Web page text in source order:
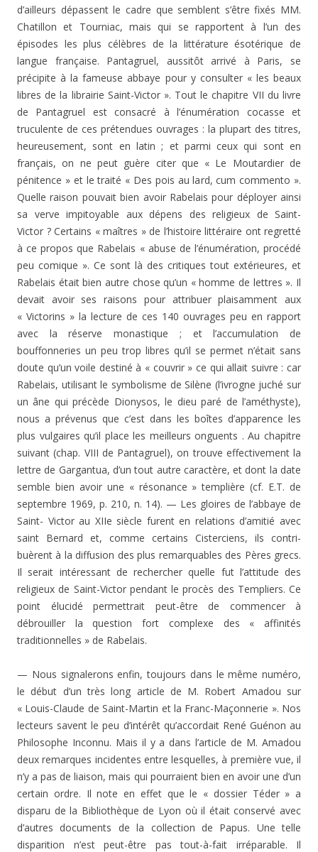
d’ailleurs dépassent le cadre que sem­blent s’être fixés MM.
Chatillon et Tourniac, mais qui se rapportent à l’un des
épisodes les plus célèbres de la littérature ésotérique de
langue française. Pantagruel, aus­sitôt arrivé à Paris, se
précipite à la fameuse abbaye pour y consulter « les beaux
libres de la librairie Saint-Victor ». Tout le chapitre VII du livre
de Pantagruel est consacré à l’énumération cocasse et
truculente de ces prétendues ouvrages : la plupart des titres,
heureusement, sont en latin ; et parmi ceux qui sont en
français, on ne peut guère citer que « Le Moutardier de
pénitence » et le traité « Des pois au lard, cum commento ».
Quelle raison pouvait bien avoir Rabelais pour déployer ainsi
sa verve impitoyable aux dépens des religieux de Saint-
Victor ? Certains « maîtres » de l’histoire littéraire ont regretté
à ce propos que Rabelais « abuse de l’énumération, procédé
peu comique ». Ce sont là des critiques tout extérieures, et
Rabelais était bien autre chose qu’un « homme de let­tres ». Il
devait avoir ses raisons pour attribuer plaisam­ment aux
« Victorins » la lecture de ces 140 ouvrages peu en rapport
avec la réserve monastique ; et l’accumulation de
bouffonneries un peu trop libres qu’il se permet n’était sans
doute qu’un voile destiné à « couvrir » ce qui allait suivre : car
Rabelais, utilisant le symbolisme de Silène (l’ivrogne juché sur
un âne qui précède Dionysos, le dieu paré de l’améthyste),
nous a prévenus que c’est dans les boîtes d’apparence les
plus vulgaires qu’il place les meil­leurs onguents . Au chapitre
suivant (chap. VIII de Panta­gruel), on trouve effectivement la
lettre de Gargantua, d’un tout autre caractère, et dont la date
semble bien avoir une « résonance » templière (cf. E.T. de
septembre 1969, p. 210, n. 14). — Les gloires de l’abbaye de
Saint- Victor au XIIe siècle furent en relations d’amitié avec
saint Bernard et, comme certains Cisterciens, ils contri­
buèrent à la diffusion des plus remarquables des Pères grecs.
Il serait intéressant de rechercher quelle fut l’attitu­de des
religieux de Saint-Victor pendant le procès des Templiers. Ce
point élucidé permettrait peut-être de com­mencer à
débrouiller la question fort complexe des « affi­nités
traditionnelles » de Rabelais.
— Nous signalerons enfin, toujours dans le même numé­ro,
le début d’un très long article de M. Robert Amadou sur
« Louis-Claude de Saint-Martin et la Franc-Maçonne­rie ». Nos
lecteurs savent le peu d’intérêt qu’accordait René Guénon au
Philosophe Inconnu. Mais il y a dans l’article de M. Amadou
deux remarques incidentes entre lesquelles, à première vue, il
n’y a pas de liaison, mais qui pourraient bien en avoir une d’un
certain ordre. Il note en effet que le « dossier Téder » a
disparu de la Bibliothèque de Lyon où il était conservé avec
d’autres documents de la collection de Papus. Une telle
disparition n’est peut-être pas tout-à-fait irréparable. Il